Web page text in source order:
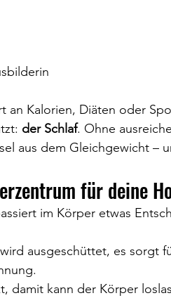
an Kalorien, Diäten oder
der Schlaf. Ohne
aus dem Gleichgewicht –
für deine
im Körper etwas
wird ausgeschüttet, es sorgt
damit kann der Körper